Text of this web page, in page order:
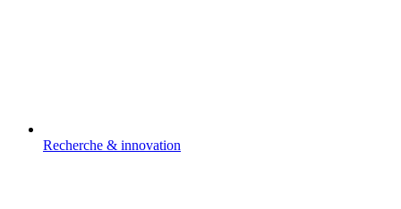
Recherche & innovation